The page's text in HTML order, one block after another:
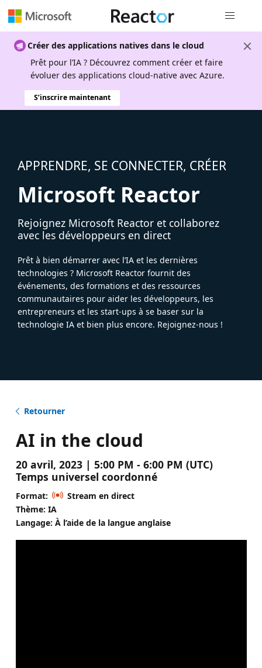
Créer des applications natives dans le cloud
Prêt pour l’IA ? Découvrez comment créer et faire
évoluer des applications cloud-native avec Azure.
S’inscrire maintenant
APPRENDRE, SE CONNECTER, CRÉER
Microsoft Reactor
Rejoignez Microsoft Reactor et collaborez
avec les développeurs en direct
Prêt à bien démarrer avec l’IA et les dernières
technologies ? Microsoft Reactor fournit des
événements, des formations et des ressources
communautaires pour aider les développeurs, les
entrepreneurs et les start-ups à se baser sur la
technologie IA et bien plus encore. Rejoignez-nous !
Retourner
AI in the cloud
20 avril, 2023 | 5:00 PM - 6:00 PM (UTC)
Temps universel coordonné
Format:
Stream en direct
Thème: IA
Langage: À l’aide de la langue anglaise